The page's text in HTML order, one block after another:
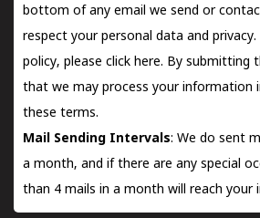
bottom of any email we send or
respect your personal data and
policy, please click here. By submitting
that we may process your information
these terms.
Mail Sending Intervals: We do sent
a month, and if there are any special
than 4 mails in a month will reach your